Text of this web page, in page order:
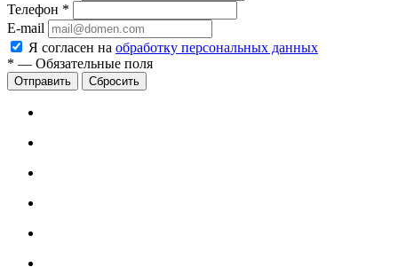
Телефон *
E-mail
Я согласен на обработку персональных данных
* — Обязательные поля
Сбросить